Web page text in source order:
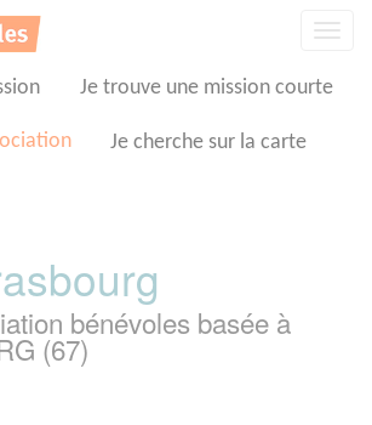
Je trouve une mission courte
Je cherche sur la carte
bénévoles basée à
(67)
cookies